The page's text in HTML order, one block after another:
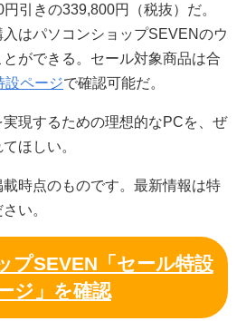
引きの339,800円（税抜）だ。
はパソコンショップSEVENのウ
ができる。セール対象商品は合
設ページで確認可能だ。
現するための理想的なPCを、ぜ
ほしい。
時点のものです。最新情報は特
い。
プSEVEN「セール特設
ジ」を確認